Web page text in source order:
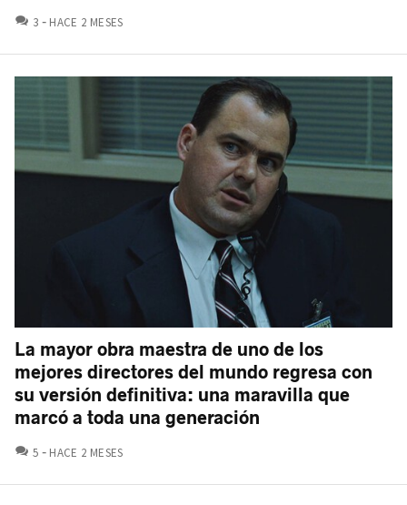
3 COMENTARIOS
HACE 2 MESES
La mayor obra maestra de uno de los
mejores directores del mundo regresa con
su versión definitiva: una maravilla que
marcó a toda una generación
5 COMENTARIOS
HACE 2 MESES